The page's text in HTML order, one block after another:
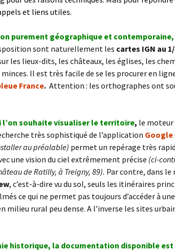
et liens utiles.
purement géographique et contemporaine,
sont naturellement les cartes IGN au
les lieux-dits, les châteaux, les églises, les
minces. Il est très facile de se les procurer en
France. Attention : les orthographes ont
l’on souhaitevisualiser le territoire, le moteur
très sophistiqué de l’application Google
au préalable) permet un repérage très
une vision du ciel extrêmement précise (ci-
de Ratilly, à Treigny, 89). Par contre, dans le
, c’est-à-dire vu du sol, seuls les itinéraires
ce qui ne permet pas toujours d’accéder à
milieu rural peu dense. A l’inverse les sites
historique, la documentation disponible